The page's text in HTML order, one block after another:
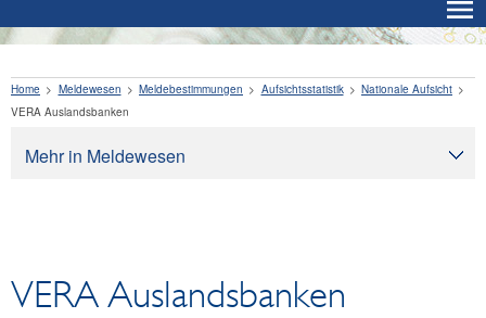
Mehr in Meldewesen
Stammdaten
Home Meldewesen Meldebestimmungen Aufsichtsstatistik
Nationale Aufsicht
VERA Auslandsbanken
VERA Auslandsbanken